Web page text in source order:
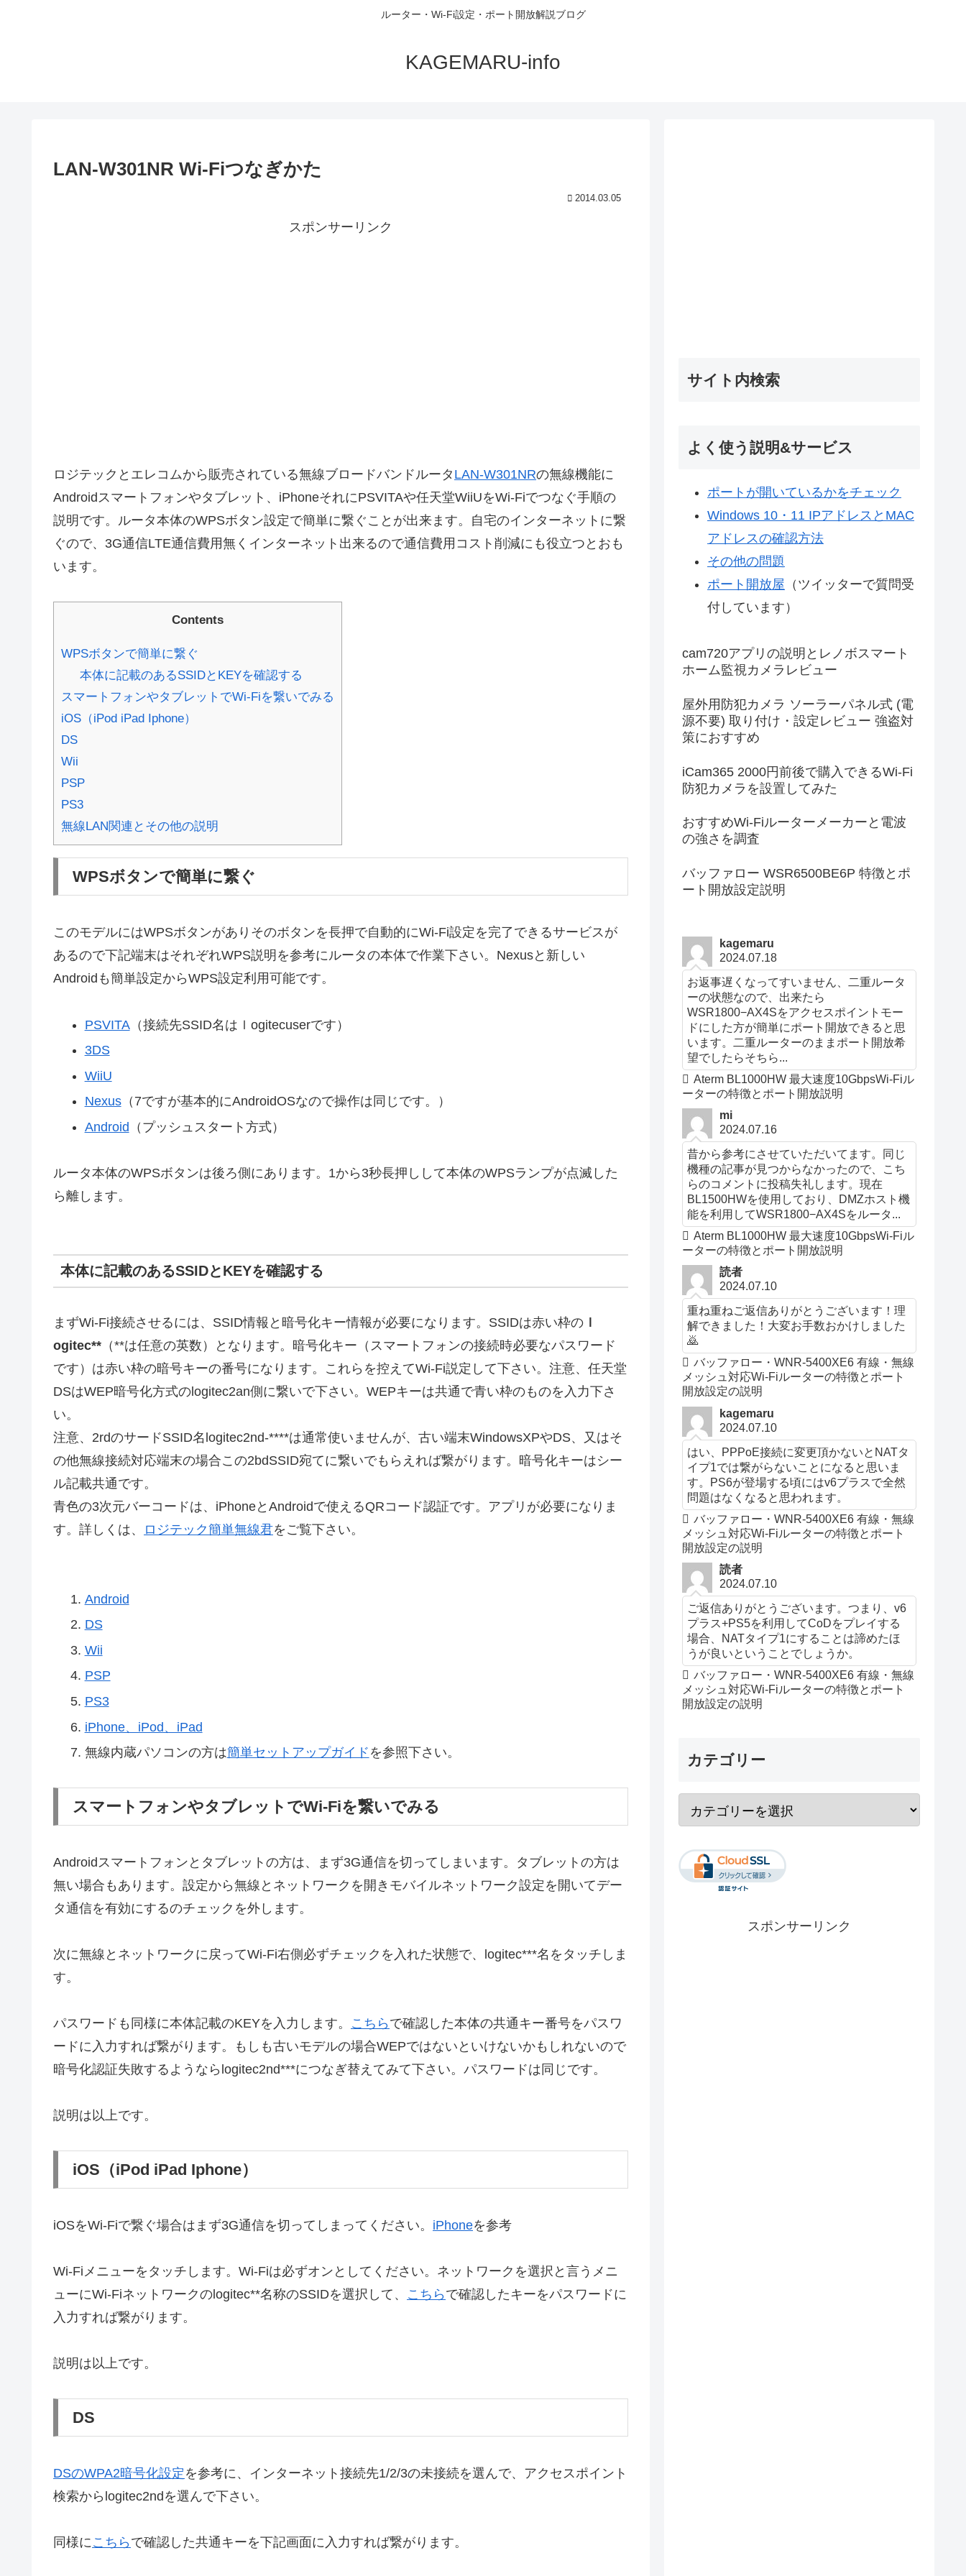
ルーター・Wi-Fi設定・ポート開放解説ブログ
KAGEMARU-info
LAN-W301NR Wi-Fiつなぎかた
2014.03.05
スポンサーリンク
ロジテックとエレコムから販売されている無線ブロードバンドルータ LAN-W301NRの無線機能に
Androidスマートフォンやタブレット、iPhoneそれにPSVITAや任天堂WiiUをWi-Fiでつなぐ手順の
説明です。ルータ本体のWPSボタン設定で簡単に繋ぐことが出来ます。自宅のインターネットに繋
ぐので、3G通信LTE通信費用無くインターネット出来るので通信費用コスト削減にも役立つとおも
います。
Contents
WPSボタンで簡単に繋ぐ
本体に記載のあるSSIDとKEYを確認する
スマートフォンやタブレットでWi-Fiを繋いでみる
iOS（iPod iPad Iphone）
DS
Wii
PSP
PS3
無線LAN関連とその他の説明
WPSボタンで簡単に繋ぐ
このモデルにはWPSボタンがありそのボタンを長押で自動的にWi-Fi設定を完了できるサービスが
あるので下記端末はそれぞれWPS説明を参考にルータの本体で作業下さい。Nexusと新しい
Androidも簡単設定からWPS設定利用可能です。
PSVITA（接続先SSID名はｌogitecuserです）
3DS
WiiU
Nexus（7ですが基本的にAndroidOSなので操作は同じです。）
Android （プッシュスタート方式）
ルータ本体のWPSボタンは後ろ側にあります。1から3秒長押しして本体のWPSランプが点滅した
ら離します。
本体に記載のあるSSIDとKEYを確認する
まずWi-Fi接続させるには、SSID情報と暗号化キー情報が必要になります。SSIDは赤い枠の
ogitec** （**は任意の英数）となります。暗号化キー（スマートフォンの接続時必要なパスワード
です）は赤い枠の暗号キーの番号になります。これらを控えてWi-Fi説定して下さい。注意、任天堂
DSはWEP暗号化方式のlogitec2an側に繋いで下さい。WEPキーは共通で青い枠のものを入力下さ
い。
注意、2rdのサードSSID名logitec2nd-****は通常使いませんが、古い端末WindowsXPやDS、又はそ
の他無線接続対応端末の場合この2bdSSID宛てに繋いでもらえれば繋がります。暗号化キーはシー
ル記載共通です。
青色の3次元バーコードは、iPhoneとAndroidで使えるQRコード認証です。アプリが必要になりま
す。詳しくは、
ロジテック簡単無線君をご覧下さい。
Android
DS
Wii
PSP
PS3
iPhone、iPod、iPad
無線内蔵パソコンの方は簡単セットアップガイド を参照下さい。
スマートフォンやタブレットでWi-Fiを繋いでみる
Androidスマートフォンとタブレットの方は、まず3G通信を切ってしまいます。タブレットの方は
無い場合もあります。設定から無線とネットワークを開きモバイルネットワーク設定を開いてデー
タ通信を有効にするのチェックを外します。
次に無線とネットワークに戻ってWi-Fi右側必ずチェックを入れた状態で、logitec***名をタッチしま
す。
パスワードも同様に本体記載のKEYを入力します。 こちら で確認した本体の共通キー番号をパスワ
ードに入力すれば繋がります。もしも古いモデルの場合WEPではないといけないかもしれないので
暗号化認証失敗するようならlogitec2nd***につなぎ替えてみて下さい。パスワードは同じです。
説明は以上です。
iOS（iPod iPad Iphone）
iOSをWi-Fiで繋ぐ場合はまず3G通信を切ってしまってください。 iPhoneを参考
Wi-Fiメニューをタッチします。Wi-Fiは必ずオンとしてください。ネットワークを選択と言うメニ
ューにWi-Fiネットワークのlogitec**名称のSSIDを選択して、 こちら で確認したキーをパスワードに
入力すれば繋がります。
説明は以上です。
DS
DSのWPA2暗号化設定 を参考に、インターネット接続先1/2/3の未接続を選んで、アクセスポイント
検索からlogitec2ndを選んで下さい。
同様にこちら で確認した共通キーを下記画面に入力すれば繋がります。
サイト内検索
よく使う説明&サービス
ポートが開いているかをチェック
Windows 10・11 IPアドレスとMAC
アドレスの確認方法
その他の問題
ポート開放屋 （ツイッターで質問受
付しています）
cam720アプリの説明とレノボスマート
ホーム監視カメラレビュー
屋外用防犯カメラ ソーラーパネル式 (電
源不要) 取り付け・設定レビュー 強盗対
策におすすめ
iCam365 2000円前後で購入できるWi-Fi
防犯カメラを設置してみた
おすすめWi-Fiルーターメーカーと電波
の強さを調査
バッファロー WSR6500BE6P 特徴とポ
ート開放設定説明
kagemaru
2024.07.18
お返事遅くなってすいません、二重ルータ
ーの状態なので、出来たら
WSR1800−AX4Sをアクセスポイントモー
ドにした方が簡単にポート開放できると思
います。二重ルーターのままポート開放希
望でしたらそちら...
Aterm BL1000HW 最大速度10GbpsWi-Fiル
ーターの特徴とポート開放説明
mi
2024.07.16
昔から参考にさせていただいてます。同じ
機種の記事が見つからなかったので、こち
らのコメントに投稿失礼します。現在
BL1500HWを使用しており、DMZホスト機
能を利用してWSR1800−AX4Sをルータ...
Aterm BL1000HW 最大速度10GbpsWi-Fiル
ーターの特徴とポート開放説明
読者
2024.07.10
重ね重ねご返信ありがとうございます！理
解できました！大変お手数おかけしました
🙇
バッファロー・WNR-5400XE6 有線・無線
メッシュ対応Wi-Fiルーターの特徴とポート
開放設定の説明
kagemaru
2024.07.10
はい、PPPoE接続に変更頂かないとNATタ
イプ1では繋がらないことになると思いま
す。PS6が登場する頃にはv6プラスで全然
問題はなくなると思われます。
バッファロー・WNR-5400XE6 有線・無線
メッシュ対応Wi-Fiルーターの特徴とポート
開放設定の説明
読者
2024.07.10
ご返信ありがとうございます。つまり、v6
プラス+PS5を利用してCoDをプレイする
場合、NATタイプ1にすることは諦めたほ
うが良いということでしょうか。
バッファロー・WNR-5400XE6 有線・無線
メッシュ対応Wi-Fiルーターの特徴とポート
開放設定の説明
カテゴリー
スポンサーリンク